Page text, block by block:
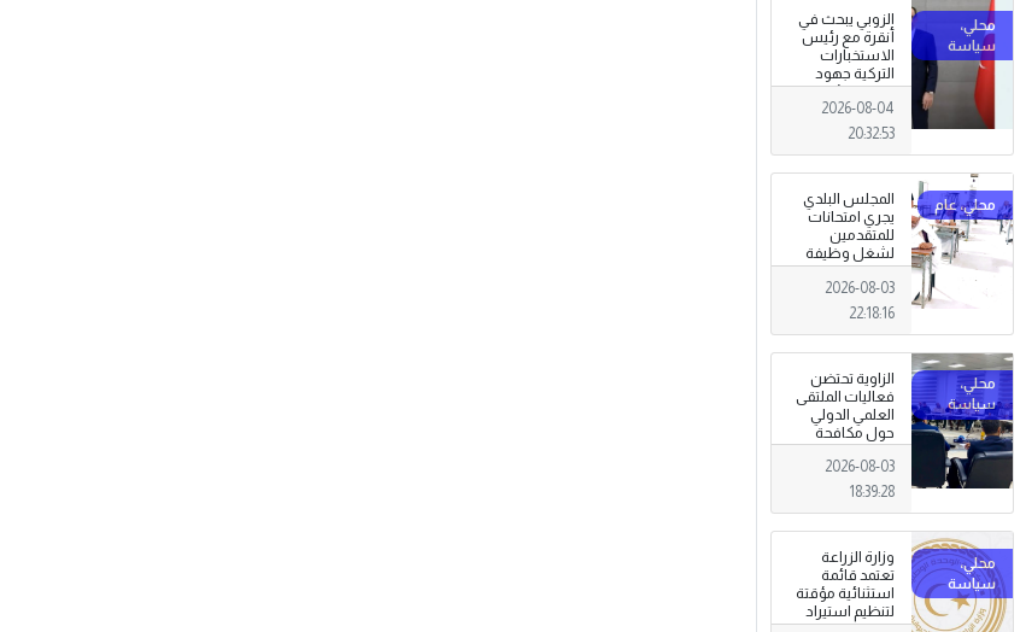
الزوبي يبحث في
أنقرة مع رئيس
الاستخبارات
التركية جهود
توحيد المؤسسة
العسكرية على
أسس مهنية
2026-08-04
20:32:53
المجلس البلدي
يجري امتحانات
للمتقدمين
لشغل وظيفة
مختار محلة .
2026-08-03
22:18:16
الزاوية تحتضن
فعاليات الملتقى
العلمي الدولي
حول مكافحة
الجرائم المالية
وتهديدات الأمن
القومي
2026-08-03
18:39:28
وزارة الزراعة
تعتمد قائمة
استثنائية مؤقتة
لتنظيم استيراد